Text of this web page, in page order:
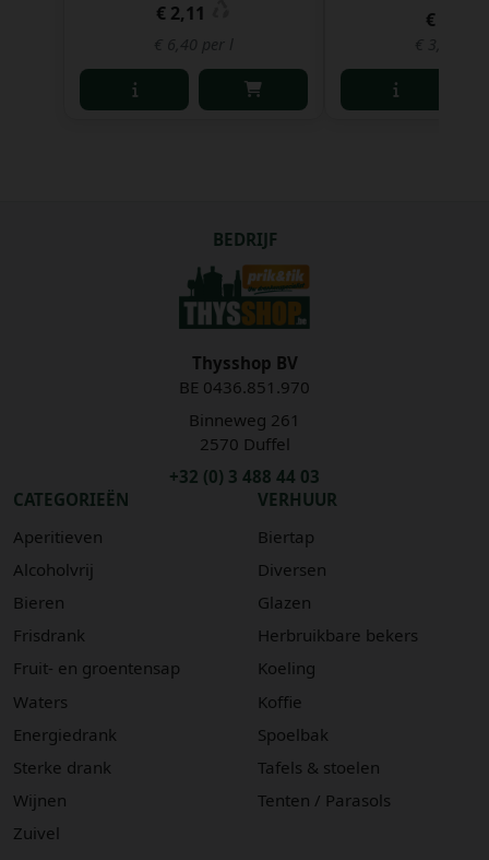
€ 2,11
€ 6,40 per l
€ 39,27
€ 3,28
BEDRIJF
Thysshop BV
BE 0436.851.970
Binneweg 261
2570 Duffel
+32 (0) 3 488 44 03
CATEGORIEËN
Aperitieven
Alcoholvrij
Bieren
Frisdrank
Fruit- en groentensap
Waters
Energiedrank
Sterke drank
Wijnen
Zuivel
VERHUUR
Biertap
Diversen
Glazen
Herbruikbare bekers
Koeling
Koffie
Spoelbak
Tafels & stoelen
Tenten / Parasols